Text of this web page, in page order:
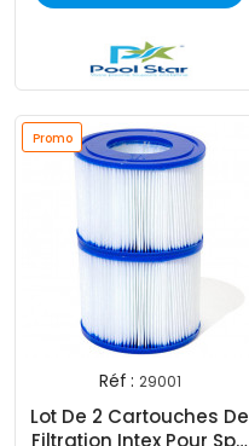
Promo
Réf : 29001
Lot De 2 Cartouches De
Filtration Intex Pour Spa